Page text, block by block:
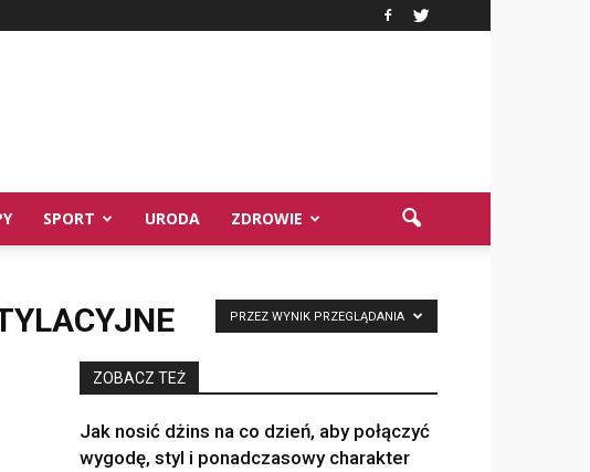
SPORT URODA ZDROWIE
PRZEZ WYNIK PRZEGLĄDANIA
ZOBACZ TEŻ
Jak nosić dżins na co dzień, aby połączyć
wygodę, styl i ponadczasowy charakter